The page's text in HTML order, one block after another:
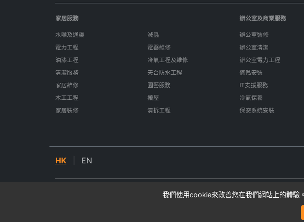
家居服務
水喉及通渠
電力工程
油漆工程
清潔服務
家居維修
木工工程
家居裝修
滅蟲
電器維修
冷氣工程及維修
天台防水工程
園藝服務
搬屋
清拆工程
辦公室及商業服務
辦公室裝修
辦公室清潔
辦公室電力工程
傢俬安裝
IT支援服務
冷氣保養
保安系統安裝
HK EN
© 2026 SIFU24. All rights reserved.
* 所有價格均為估算，實際費用可能因項目複雜
我們使用cookie來改善您在我們網站上的體驗